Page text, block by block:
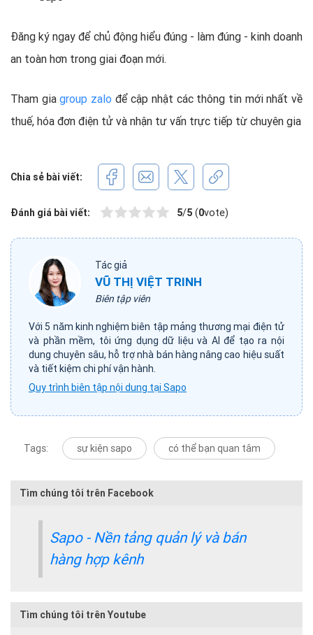
Đăng ký ngay để chủ động hiểu đúng - làm đúng - kinh doanh
an toàn hơn trong giai đoạn mới.
Tham giagroup zalo để cập nhật các thông tin mới nhất về
thuế, hóa đơn điện tử và nhận tư vấn trực tiếp từ chuyên gia
Chia sẻ bài viết:
Đánh giá bài viết: 5/5 (0vote)
Tác giả
VŨ THỊ VIỆT TRINH
Biên tập viên
Với 5 năm kinh nghiệm biên tập mảng thương mại điện tử
và phần mềm, tôi ứng dụng dữ liệu và AI để tạo ra nội
dung chuyên sâu, hỗ trợ nhà bán hàng nâng cao hiệu suất
và tiết kiệm chi phí vận hành.
Quy trình biên tập nội dung tại Sapo
Tags: sự kiện sapo có thể bạn quan tâm
Tìm chúng tôi trên Facebook
Sapo - Nền tảng quản lý và bán
hàng hợp kênh
Tìm chúng tôi trên Youtube